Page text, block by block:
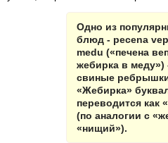
Одно из
блюд - pecena
medu («печена
жебирка в меду»)
свиные
«Жебирка»
переводится как
(по аналогии с
«нищий»).